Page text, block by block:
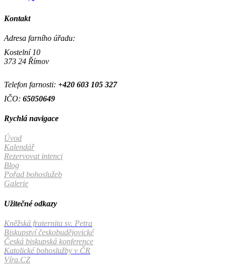
Kontakt
Adresa farního úřadu:
Kostelní 10
373 24 Římov
Telefon farnosti: +420 603 105 327
IČO: 65050649
Rychlá navigace
Úvod
Kalendář
Rezervovat intenci
Blog
Pořad bohoslužeb
Galerie
Užitečné odkazy
Kněžská fraternita sv. Petra
Biskupství českobudějovické
Česká biskupská konference
Katolické bohoslužby v ČR
Víra.CZ